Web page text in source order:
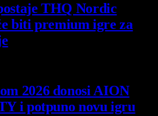
THQ Nordic
biti premium igre za
2026 donosi AION
i potpuno novu igru